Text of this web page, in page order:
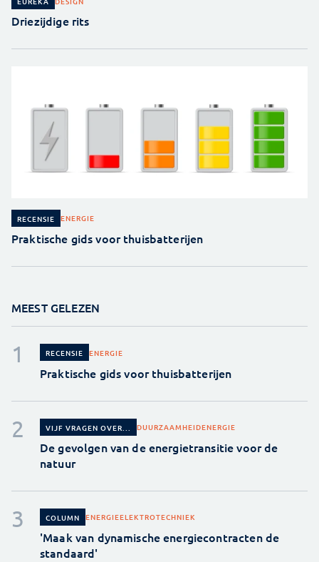
Driezijdige rits
RECENSIE ENERGIE
Praktische gids voor thuisbatterijen
MEEST GELEZEN
RECENSIE ENERGIE
Praktische gids voor thuisbatterijen
VIJF VRAGEN OVER... DUURZAAMHEIDENERGIE
De gevolgen van de energietransitie voor de
natuur
COLUMN ENERGIEELEKTROTECHNIEK
'Maak van dynamische energiecontracten de
standaard'